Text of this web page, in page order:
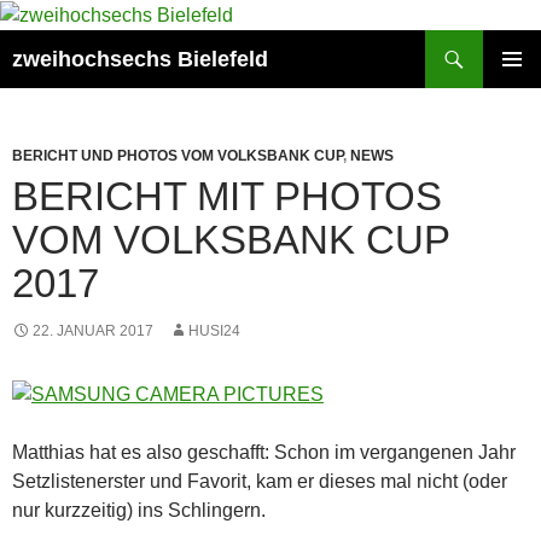
Zum
springen
zweihochsechs Bielefeld
BERICHT UND PHOTOS VOM VOLKSBANK CUP, NEWS
BERICHT MIT PHOTOS
VOM VOLKSBANK CUP
2017
22. JANUAR 2017 HUSI24
Matthias hat es also geschafft: Schon im vergangenen Jahr
Setzlistenerster und Favorit, kam er dieses mal nicht (oder
nur kurzzeitig) ins Schlingern.